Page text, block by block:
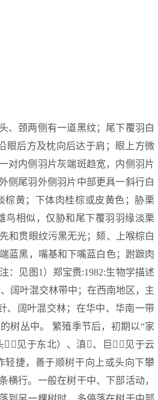
、颈两侧有一道黑纹；尾下覆羽白
眼后方及枕向后达于肩；眼上方微
对内侧羽片灰端斑趋宽，内侧羽片
侧尾羽外侧羽片中部更具一斜行白
棕黄；下体肉桂棕或皮黄色；胁栗
鸟相似，仅胁和尾下覆羽羽缘淡栗
和贯眼纹污黑无光；颏、上喉棕白
蓝黑，嘴基和下嘴蓝白色；跗蹠肉
：见图1）郑宝赉:1982:生物学描述
阔叶混交林带中；在西南地区，主
、阔叶混交林；在华中、华南一带
树丛中。 繁殖季节后，初期以“家
（见于东北）、滇、巨（见于云
轻捷，善于顺树干向上或头向下攀
行。一般在树干中、下部活动，